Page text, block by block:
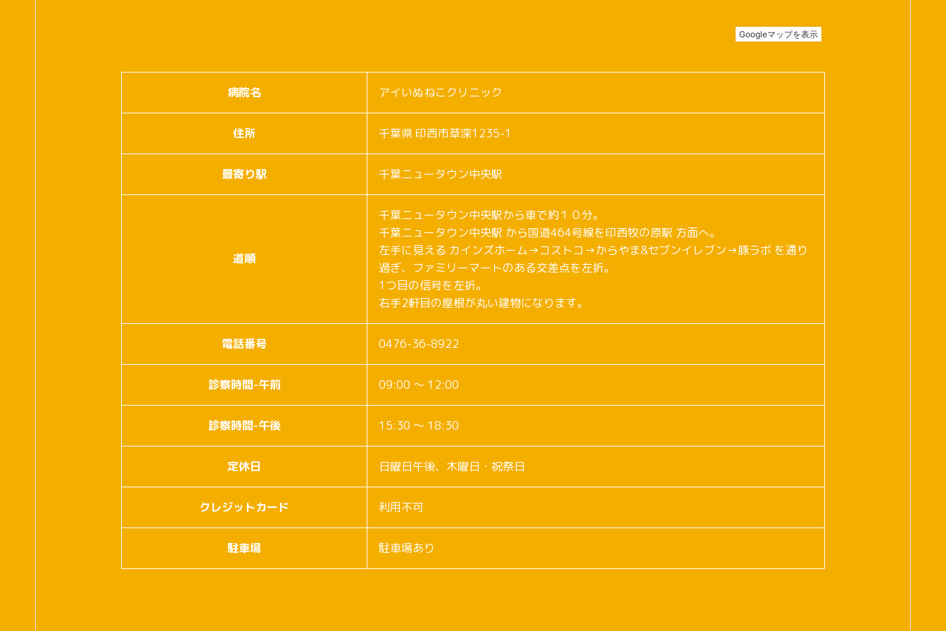
病院名 アイいぬねこクリニック
住所 千葉県 印西市草深1235-1
最寄り駅 千葉ニュータウン中央駅
道順
千葉ニュータウン中央駅から車で約１０分。
千葉ニュータウン中央駅 から国道464号線を印西牧の原駅 方面へ。
左手に見える カインズホーム→コストコ→からやま&セブンイレブン→豚ラボ を通り
過ぎ、ファミリーマートのある交差点を左折。
1つ目の信号を左折。
右手2軒目の屋根が丸い建物になります。
電話番号 0476-36-8922
診察時間-午前 09:00 ～ 12:00
診察時間-午後 15:30 ～ 18:30
定休日 日曜日午後、木曜日・祝祭日
クレジットカード 利用不可
駐車場 駐車場あり